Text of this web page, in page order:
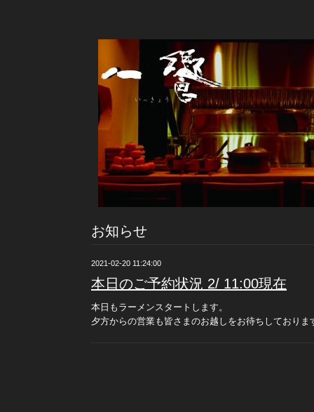
お知らせ
2021-02-20 11:24:00
本日のご予約状況 2/ 11:00現在
本日もラーメンスタートします。
夕方からの営業も皆さまのお越しをお待ちしておりま